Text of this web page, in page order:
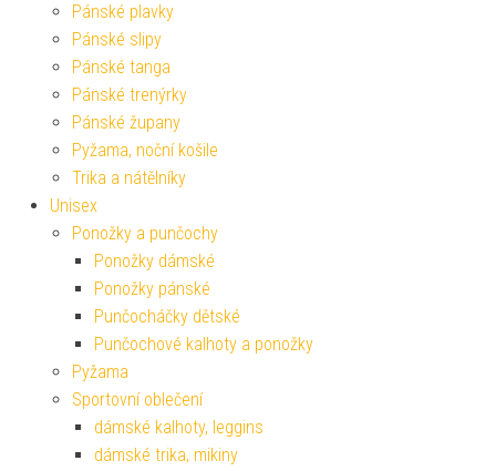
Pánské plavky
Pánské slipy
Pánské tanga
Pánské trenýrky
Pánské župany
Pyžama, noční košile
Trika a nátělníky
Unisex
Ponožky a punčochy
Ponožky dámské
Ponožky pánské
Punčocháčky dětské
Punčochové kalhoty a ponožky
Pyžama
Sportovní oblečení
dámské kalhoty, leggins
dámské trika, mikiny